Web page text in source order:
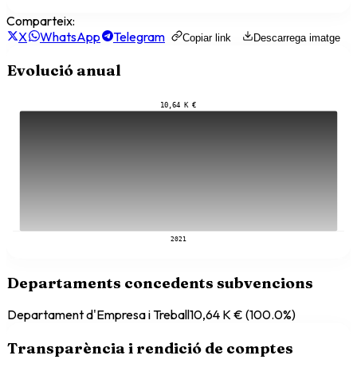
Comparteix:
X
WhatsApp Telegram Copiar link Descarrega imatge
Evolució anual
10,64 K €
2021
Departaments concedents subvencions
Departament d'Empresa i Treball10,64 K € (100.0%)
Transparència i rendició de comptes